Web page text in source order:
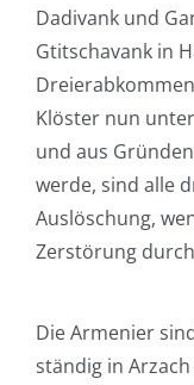
Dadivank und
Gtitschavank in
Klöster nun
und aus
werde, sind alle
Auslöschung,
Zerstörung
Die Armenier
ständig in